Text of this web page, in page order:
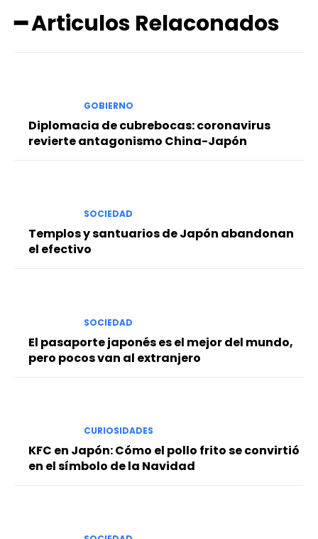
━ Articulos Relaconados
GOBIERNO
Diplomacia de cubrebocas: coronavirus
revierte antagonismo China-Japón
SOCIEDAD
Templos y santuarios de Japón abandonan
el efectivo
SOCIEDAD
El pasaporte japonés es el mejor del mundo,
pero pocos van al extranjero
CURIOSIDADES
KFC en Japón: Cómo el pollo frito se convirtió
en el símbolo de la Navidad